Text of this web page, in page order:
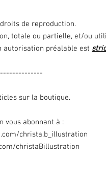
de reproduction.
totale ou partielle, et/ou
autorisation préalable est
sur la boutique.
vous abonnant à :
christa.b_illustration
christaBillustration